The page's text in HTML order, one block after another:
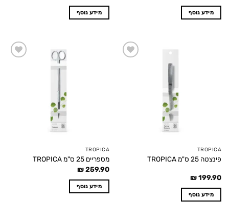
מידע נוסף מידע נוסף
TROPICA
פינצטה 25 ס"מ TROPICA
₪199.90
מידע נוסף
TROPICA
מספריים 25 ס"מ TROPICA
₪259.90
מידע נוסף